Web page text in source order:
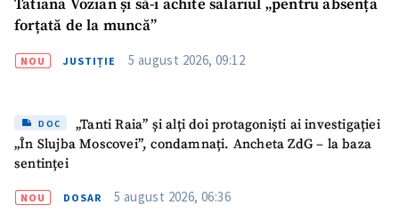
Tatiana Vozian și să-i achite salariul „pentru absența
forțată de la muncă”
NOU JUSTIȚIE 5 august 2026, 09:12
DOC
„Tanti Raia” și alți doi protagoniști ai investigației
„În Slujba Moscovei”, condamnați. Ancheta ZdG – la baza
sentinței
NOU DOSAR 5 august 2026, 06:36